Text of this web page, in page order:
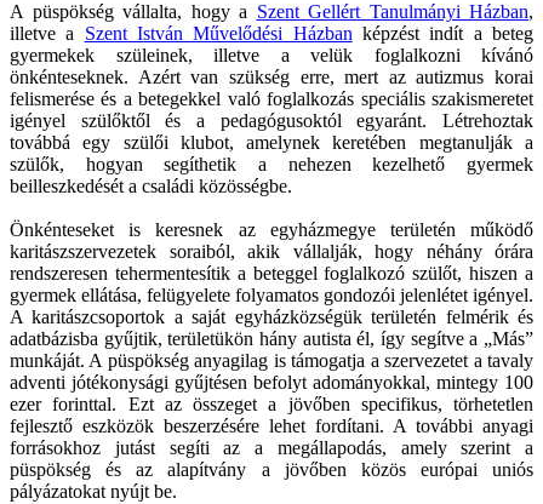
A püspökség vállalta, hogy a Szent Gellért Tanulmányi Házban,
illetve a Szent István Művelődési Házban képzést indít a beteg
gyermekek szüleinek, illetve a velük foglalkozni kívánó
önkénteseknek. Azért van szükség erre, mert az autizmus korai
felismerése és a betegekkel való foglalkozás speciális szakismeretet
igényel szülőktől és a pedagógusoktól egyaránt. Létrehoztak
továbbá egy szülői klubot, amelynek keretében megtanulják a
szülők, hogyan segíthetik a nehezen kezelhető gyermek
beilleszkedését a családi közösségbe.
Önkénteseket is keresnek az egyházmegye területén működő
karitászszervezetek soraiból, akik vállalják, hogy néhány órára
rendszeresen tehermentesítik a beteggel foglalkozó szülőt, hiszen a
gyermek ellátása, felügyelete folyamatos gondozói jelenlétet igényel.
A karitászcsoportok a saját egyházközségük területén felmérik és
adatbázisba gyűjtik, területükön hány autista él, így segítve a „Más”
munkáját. A püspökség anyagilag is támogatja a szervezetet a tavaly
adventi jótékonysági gyűjtésen befolyt adományokkal, mintegy 100
ezer forinttal. Ezt az összeget a jövőben specifikus, törhetetlen
fejlesztő eszközök beszerzésére lehet fordítani. A további anyagi
forrásokhoz jutást segíti az a megállapodás, amely szerint a
püspökség és az alapítvány a jövőben közös európai uniós
pályázatokat nyújt be.